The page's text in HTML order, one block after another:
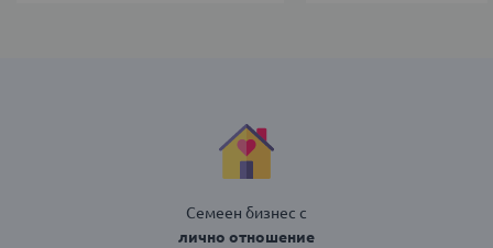
Семеен бизнес с
лично отношение